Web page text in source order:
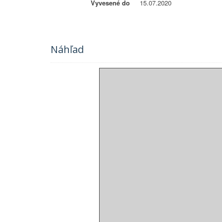
Vyvesené do
15.07.2020
Náhľad